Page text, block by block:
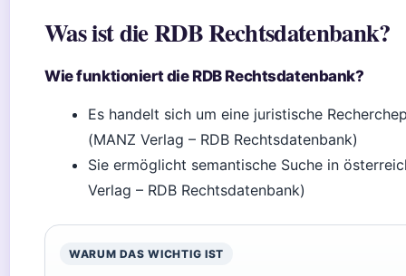
Was ist die RDB Rechtsdatenbank?
Wie funktioniert die RDB Rechtsdatenbank?
Es handelt sich um eine juristische
(MANZ Verlag – RDB Rechtsdatenbank)
Sie ermöglicht semantische Suche in
Verlag – RDB Rechtsdatenbank)
WARUM DAS WICHTIG IST